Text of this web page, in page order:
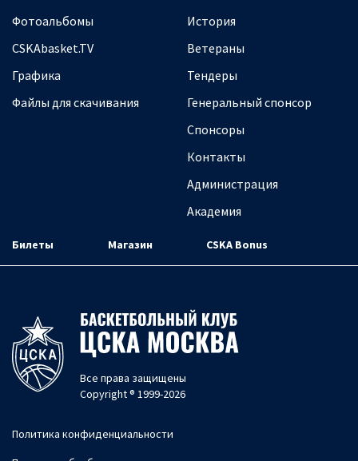
Фотоальбомы
CSKAbasket.TV
Графика
Файлы для скачивания
История
Ветераны
Тендеры
Генеральный спонсор
Спонсоры
Контакты
Администрация
Академия
Билеты Магазин CSKA Bonus
Все права защищены
Copyright ® 1999-2026
Политика конфиденциальности